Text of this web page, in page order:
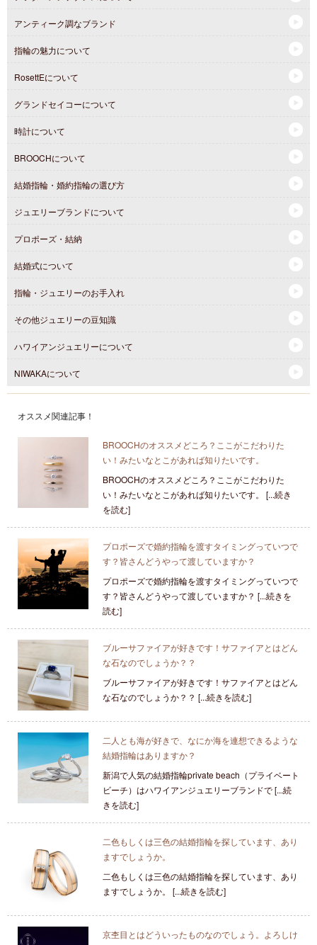
アンティーク調なブランド
指輪の魅力について
RosettEについて
グランドセイコーについて
時計について
BROOCHについて
結婚指輪・婚約指輪の選び方
ジュエリーブランドについて
プロポーズ・結納
結婚式について
指輪・ジュエリーのお手入れ
その他ジュエリーの豆知識
ハワイアンジュエリーについて
NIWAKAについて
オススメ関連記事！
BROOCHのオススメどころ？ここがこだわりた
い！みたいなとこがあれば知りたいです。
BROOCHのオススメどころ？ここがこだわりた
い！みたいなとこがあれば知りたいです。 [...続き
を読む]
プロポーズで婚約指輪を渡すタイミングっていつで
す？皆さんどうやって渡していますか？
プロポーズで婚約指輪を渡すタイミングっていつで
す？皆さんどうやって渡していますか？ [...続きを
読む]
ブルーサファイアが好きです！サファイアとはどん
な石なのでしょうか？？
ブルーサファイアが好きです！サファイアとはどん
な石なのでしょうか？？ [...続きを読む]
二人とも海が好きで、なにか海を連想できるような
結婚指輪はありますか？
新潟で人気の結婚指輪private beach（プライベート
ビーチ）はハワイアンジュエリーブランドで [...続
きを読む]
二色もしくは三色の結婚指輪を探しています、あり
ますでしょうか。
二色もしくは三色の結婚指輪を探しています、あり
ますでしょうか。 [...続きを読む]
京杢目とはどういったものなのでしょう。よろしけ